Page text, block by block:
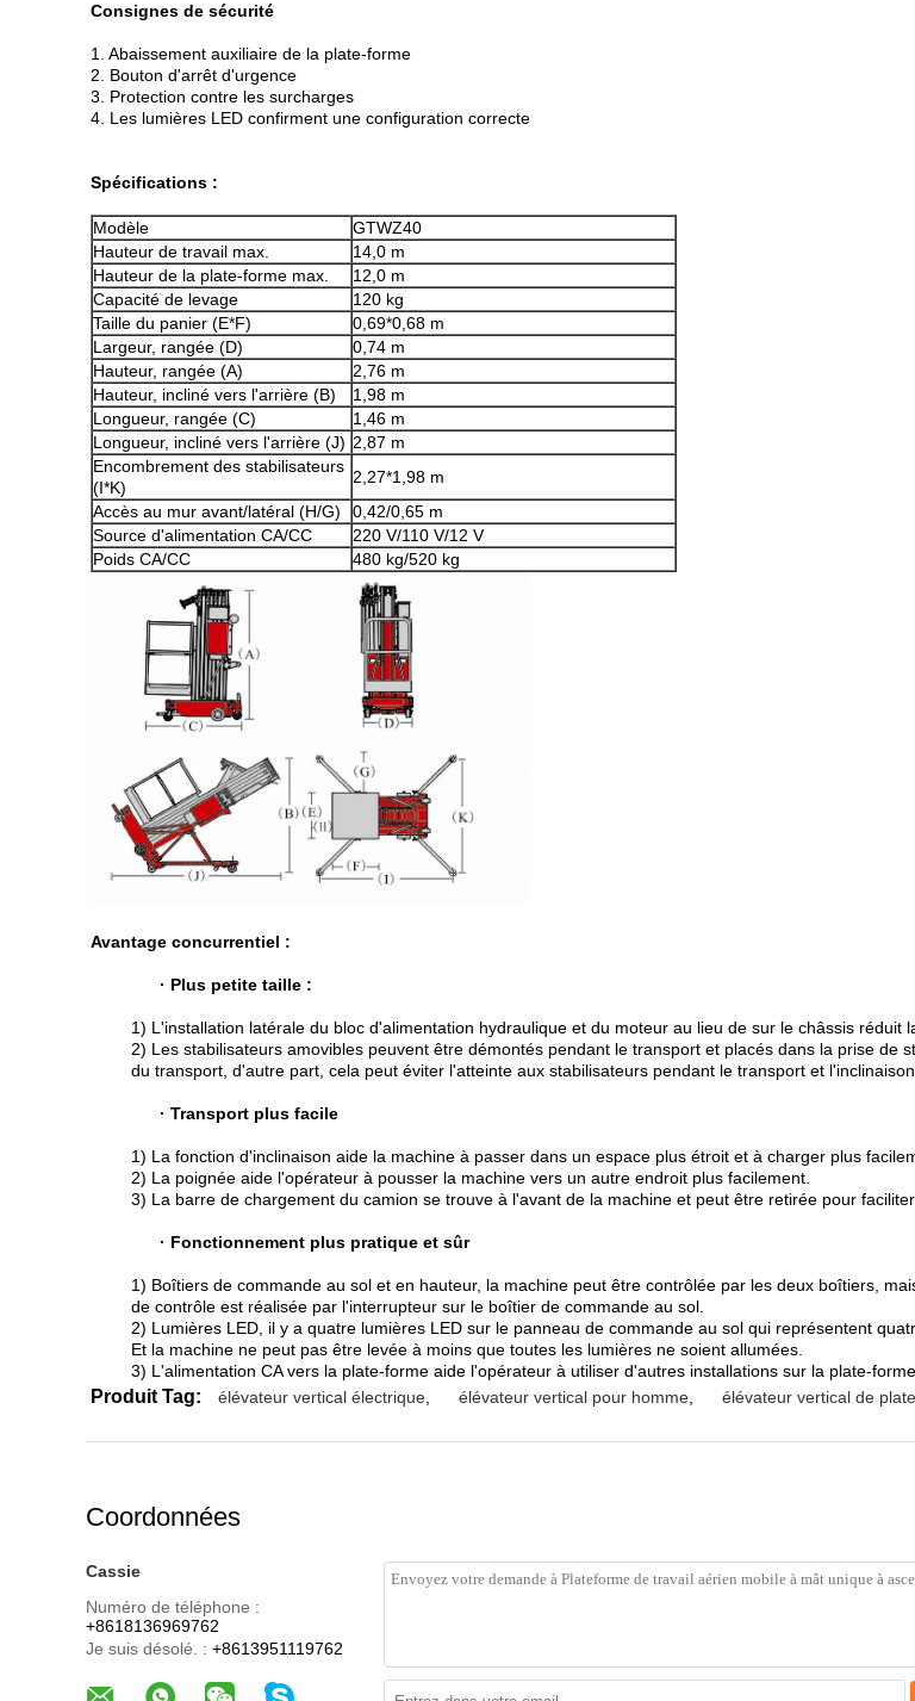
Consignes de sécurité
1. Abaissement auxiliaire de la plate-forme
2. Bouton d'arrêt d'urgence
3. Protection contre les surcharges
4. Les lumières LED confirment une configuration correcte
Spécifications :
Modèle
GTWZ40
Hauteur de travail max.
14,0 m
Hauteur de la plate-forme max.
12,0 m
Capacité de levage
120 kg
Taille du panier (E*F)
0,69*0,68 m
Largeur, rangée (D)
0,74 m
Hauteur, rangée (A)
2,76 m
Hauteur, incliné vers l'arrière (B)
1,98 m
Longueur, rangée (C)
1,46 m
Longueur, incliné vers l'arrière (J) 2,87 m
Encombrement des stabilisateurs
(I*K)
2,27*1,98 m
Accès au mur avant/latéral (H/G)
0,42/0,65 m
Source d'alimentation CA/CC
220 V/110 V/12 V
Poids CA/CC
480 kg/520 kg
Avantage concurrentiel :
· Plus petite taille :
1) L'installation latérale du bloc d'alimentation hydraulique et du moteur au lieu de sur le châssis réduit
2) Les stabilisateurs amovibles peuvent être démontés pendant le transport et placés dans la prise
du transport, d'autre part, cela peut éviter l'atteinte aux stabilisateurs pendant le transport et l'inclinaison.
· Transport plus facile
1) La fonction d'inclinaison aide la machine à passer dans un espace plus étroit et à charger plus
2) La poignée aide l'opérateur à pousser la machine vers un autre endroit plus facilement.
3) La barre de chargement du camion se trouve à l'avant de la machine et peut être retirée pour
· Fonctionnement plus pratique et sûr
1) Boîtiers de commande au sol et en hauteur, la machine peut être contrôlée par les deux boîtiers,
de contrôle est réalisée par l'interrupteur sur le boîtier de commande au sol.
2) Lumières LED, il y a quatre lumières LED sur le panneau de commande au sol qui représentent
Et la machine ne peut pas être levée à moins que toutes les lumières ne soient allumées.
3) L'alimentation CA vers la plate-forme aide l'opérateur à utiliser d'autres installations sur la plate-
Produit Tag: élévateur vertical électrique élévateur vertical pour homme élévateur vertical de
Coordonnées
Cassie
Numéro de téléphone :
+8618136969762
Je suis désolé. : +8613951119762